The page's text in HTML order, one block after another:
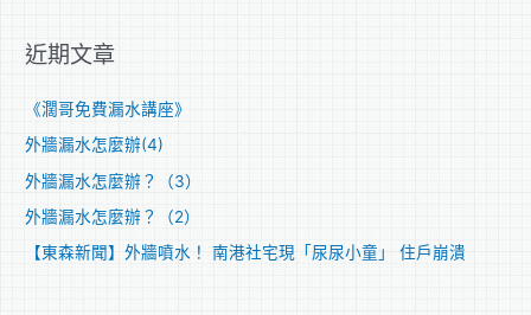
鍵
近期文章
《濶哥免費漏水講座》
外牆漏水怎麼辦(4)
外牆漏水怎麼辦？（3）
外牆漏水怎麼辦？（2）
【東森新聞】外牆噴水！ 南港社宅現「尿尿小童」 住戶崩潰